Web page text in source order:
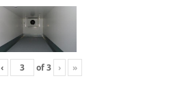
‹ of3 › »